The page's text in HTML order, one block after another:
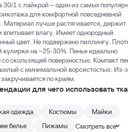
30/1 с лайкрой – один из самых
для комфортной повседневной
Материал лучше растягивается, держит
впитывает влагу. Имеет однородный
цвет. Не подвержено пиллингу.
кулирки на ~25-30%. Пенье идеально
со скользящей поверхностью. Компакт
с минимальной ворсистостью. Из-
по краям.
для чего использовать
одежда Костюмы
Майки
белье
Пижамы Смотреть все